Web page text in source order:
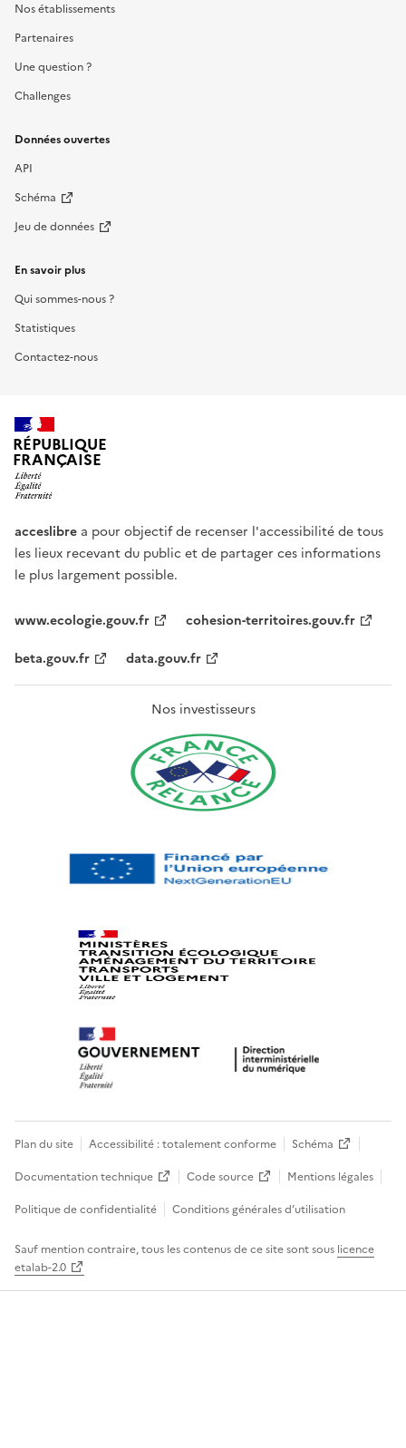
Nos établissements
Partenaires
Une question ?
Challenges
Données ouvertes
API
Schéma
Jeu de données
En savoir plus
Qui sommes-nous ?
Statistiques
Contactez-nous
RÉPUBLIQUE
FRANÇAISE
acceslibre a pour objectif de recenser l'accessibilité de tous
les lieux recevant du public et de partager ces informations
le plus largement possible.
www.ecologie.gouv.fr
cohesion-territoires.gouv.fr
beta.gouv.fr
data.gouv.fr
Nos investisseurs
Plan du site Accessibilité : totalement conforme
Schéma
Documentation technique
Code source
Mentions légales
Politique de confidentialité
Conditions générales d’utilisation
Sauf mention contraire, tous les contenus de ce site sont sous licence
etalab-2.0